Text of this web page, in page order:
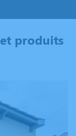
produits